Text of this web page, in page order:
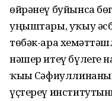
өйрәнеү буйынса
уңыштары, уҡыу
төбәк-ара
нәшер итеү бүлеге
ҡыҙы
үҫтереү